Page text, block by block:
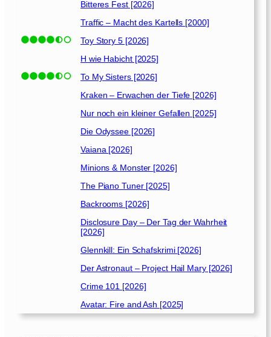
Bitteres Fest [2026]
Traffic – Macht des Kartells [2000]
Toy Story 5 [2026]
H wie Habicht [2025]
To My Sisters [2026]
Kraken – Erwachen der Tiefe [2026]
Nur noch ein kleiner Gefallen [2025]
Die Odyssee [2026]
Vaiana [2026]
Minions & Monster [2026]
The Piano Tuner [2025]
Backrooms [2026]
Disclosure Day – Der Tag der Wahrheit
[2026]
Glennkill: Ein Schafskrimi [2026]
Der Astronaut – Project Hail Mary [2026]
Crime 101 [2026]
Avatar: Fire and Ash [2025]